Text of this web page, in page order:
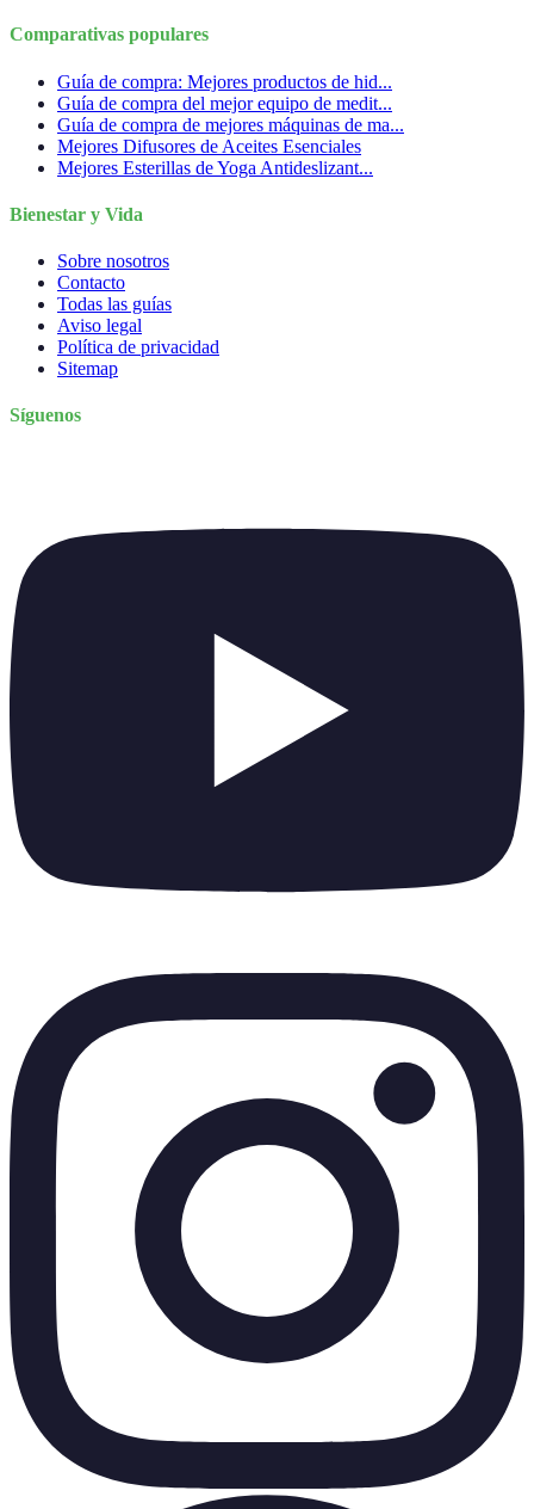
Comparativas populares
Guía de compra: Mejores productos de hid...
Guía de compra del mejor equipo de medit...
Guía de compra de mejores máquinas de ma...
Mejores Difusores de Aceites Esenciales
Mejores Esterillas de Yoga Antideslizant...
Bienestar y Vida
Sobre nosotros
Contacto
Todas las guías
Aviso legal
Política de privacidad
Sitemap
Síguenos